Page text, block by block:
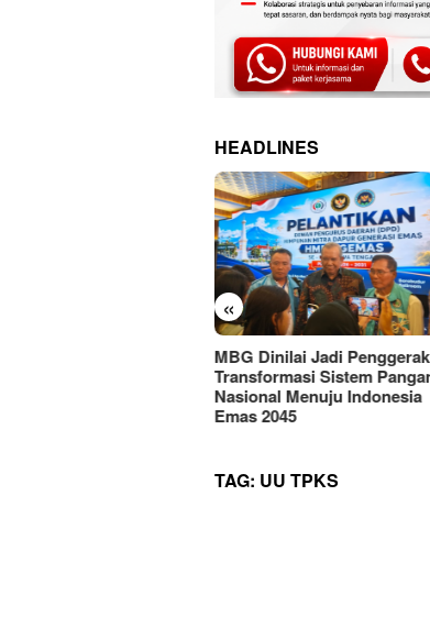
HEADLINES
«
KEMAKI Geruduk Kejati
Jatim, Desak Usut Dugaan
Mark-up Anggaran Dishub
Rp111 Miliar
TAG: UU TPKS